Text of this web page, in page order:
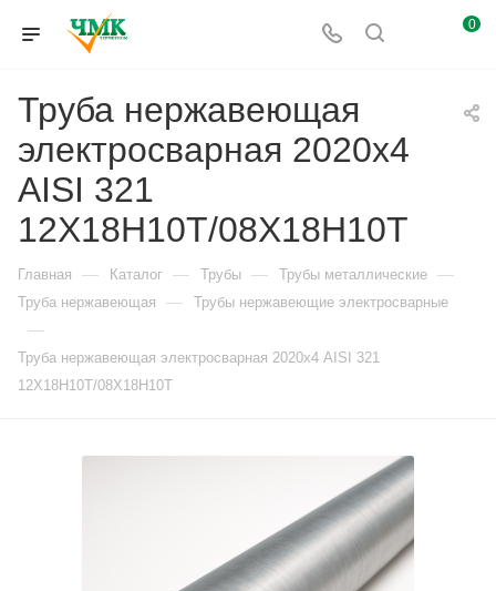
0
Труба нержавеющая
электросварная 2020х4
AISI 321
12Х18Н10Т/08Х18Н10Т
Главная — Каталог — Трубы — Трубы металлические —
Труба нержавеющая — Трубы нержавеющие электросварные
—
Труба нержавеющая электросварная 2020х4 AISI 321
12Х18Н10Т/08Х18Н10Т